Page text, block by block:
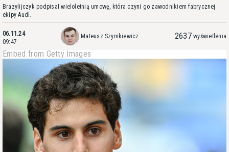
Brazylijczyk podpisał wieloletnią umowę, która czyni go zawodnikiem fabrycznej
ekipy Audi.
06.11.24
09:47
Mateusz Szymkiewicz 2637 wyświetlenia
Embed from Getty Images